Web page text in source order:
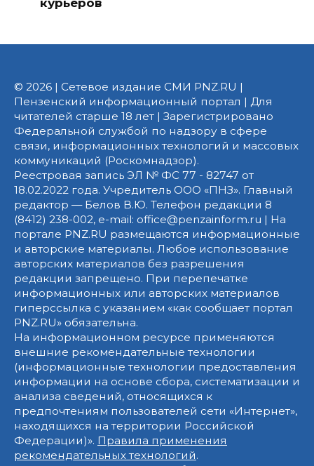
© 2026 | Сетевое издание СМИ PNZ.RU |
Пензенский информационный портал | Для
читателей старше 18 лет | Зарегистрировано
Федеральной службой по надзору в сфере
связи, информационных технологий и массовых
коммуникаций (Роскомнадзор).
Реестровая запись ЭЛ № ФС 77 - 82747 от
18.02.2022 года. Учредитель ООО «ПНЗ». Главный
редактор — Белов В.Ю. Телефон редакции 8
(8412) 238-002, e-mail: office@penzainform.ru | На
портале PNZ.RU размещаются информационные
и авторские материалы. Любое использование
авторских материалов без разрешения
редакции запрещено. При перепечатке
информационных или авторских материалов
гиперссылка с указанием «как сообщает портал
PNZ.RU» обязательна.
На информационном ресурсе применяются
внешние рекомендательные технологии
(информационные технологии предоставления
информации на основе сбора, систематизации и
анализа сведений, относящихся к
предпочтениям пользователей сети «Интернет»,
находящихся на территории Российской
Федерации)». Правила применения
рекомендательных технологий.